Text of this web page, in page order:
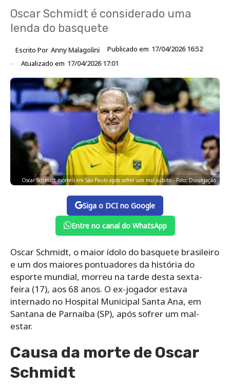
Oscar Schmidt é considerado uma
lenda do basquete
Escrito Por Anny Malagolini Publicado em 17/04/2026 16:52
Atualizado em 17/04/2026 17:01
Oscar Schmidt morreu em São Paulo após sofrer um mal súbito - Foto: Divulgação
Siga o DCI no Google
Entre no canal do WhatsApp
Oscar Schmidt, o maior ídolo do basquete brasileiro
e um dos maiores pontuadores da história do
esporte mundial, morreu na tarde desta sexta-
feira (17), aos 68 anos. O ex-jogador estava
internado no Hospital Municipal Santa Ana, em
Santana de Parnaíba (SP), após sofrer um mal-
estar.
Causa da morte de Oscar
Schmidt